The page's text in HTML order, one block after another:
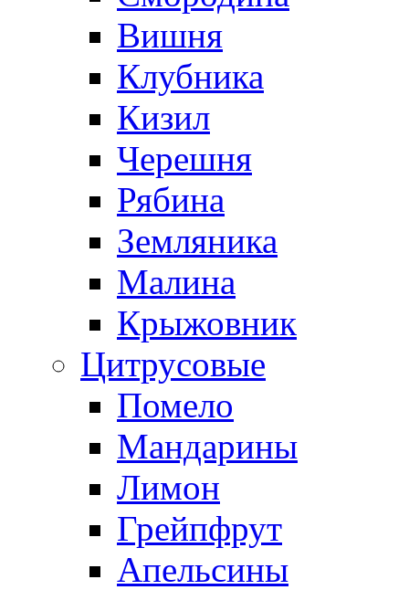
Вишня
Клубника
Кизил
Черешня
Рябина
Земляника
Малина
Крыжовник
Цитрусовые
Помело
Мандарины
Лимон
Грейпфрут
Апельсины